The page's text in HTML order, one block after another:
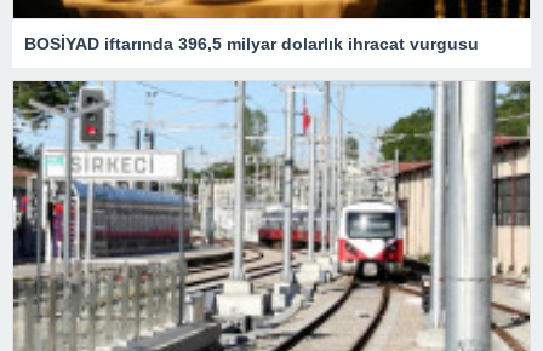
BOSİYAD iftarında 396,5 milyar dolarlık ihracat vurgusu